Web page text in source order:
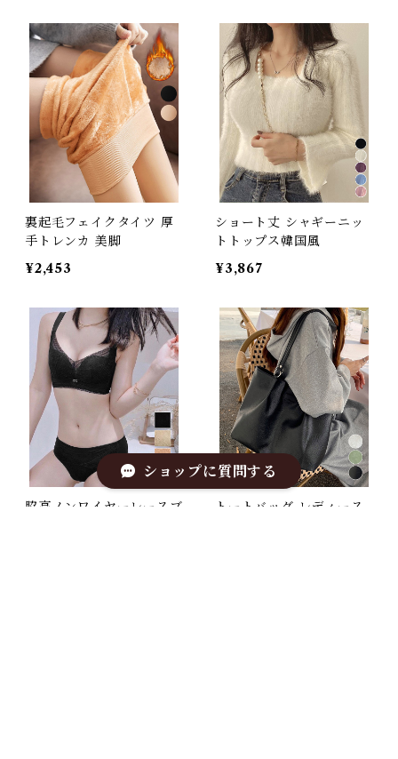
裏起毛フェイクタイツ 厚
手トレンカ 美脚
¥2,453
ショート丈 シャギーニッ
トトップス韓国風
¥3,867
脇高ノンワイヤーレースブ
トートバッグ レディース
ショップに質問する